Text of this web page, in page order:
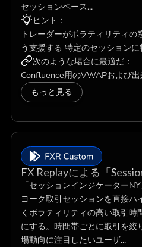
セッションベース...
ヒント：
トレーダーがボラティリティ
う支援する 特定のセッションに
次のような場合に最適だ：
Confluence用のVWAPおよび
もっと見る
FX Replayによる「
「セッションインジケーター
ヨーク取引セッションを直接ハ
くボラティリティの高い取引時
にする。時間帯ごとに取引を絞
場動向に注目したいユーザ...